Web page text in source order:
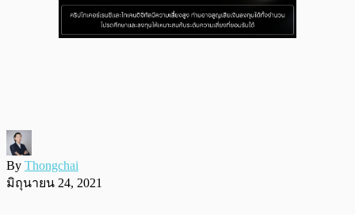
By Thongchai
มิถุนายน 24, 2021